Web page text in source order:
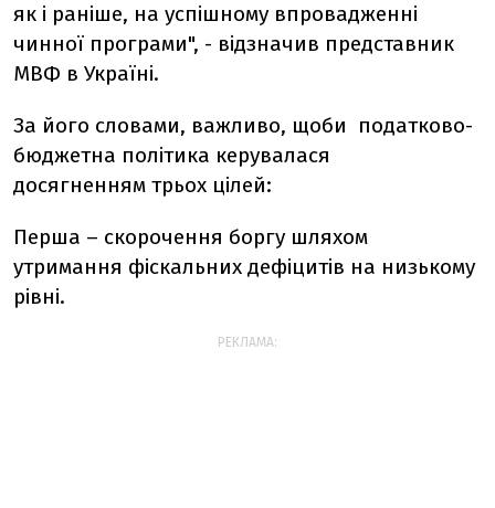
як і раніше, на успішному впровадженні
чинної програми", - відзначив представник
МВФ в Україні.
За його словами, важливо, щоби податково-
бюджетна політика керувалася
досягненням трьох цілей:
Перша – скорочення боргу шляхом
утримання фіскальних дефіцитів на низькому
рівні.
РЕКЛАМА: